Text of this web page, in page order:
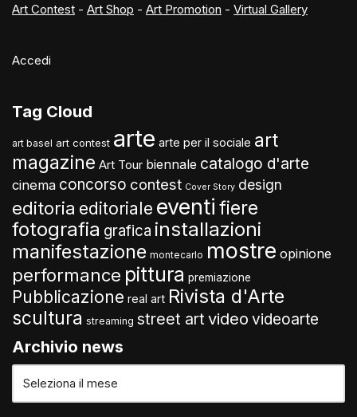
Art Contest - Art Shop - Art Promotion - Virtual Gallery
Accedi
Tag Cloud
art basel art contest arte arte per il sociale art
magazine Art Tour biennale catalogo d'arte
cinema concorso contest Cover Story design
editoria editoriale eventi fiere
fotografia grafica installazioni
manifestazione montecarlo mostre opinione
performance pittura premiazione
Pubblicazione real art Rivista d'Arte
scultura streaming street art video videoarte
Archivio news